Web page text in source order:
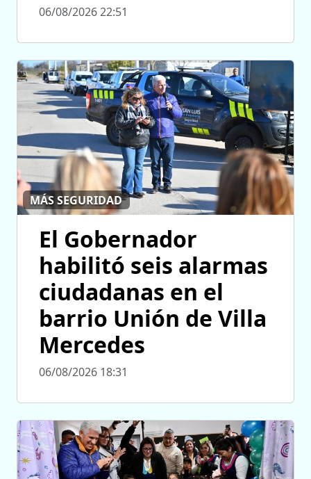
06/08/2026 22:51
MÁS SEGURIDAD
El Gobernador
habilitó seis alarmas
ciudadanas en el
barrio Unión de Villa
Mercedes
06/08/2026 18:31